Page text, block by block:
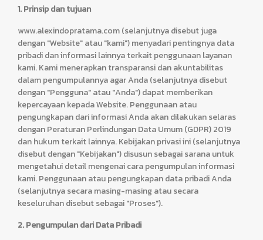
1. Prinsip dan tujuan
www.alexindopratama.com (selanjutnya disebut juga
dengan "Website" atau "kami") menyadari pentingnya data
pribadi dan informasi lainnya terkait penggunaan layanan
kami. Kami menerapkan transparansi dan akuntabilitas
dalam pengumpulannya agar Anda (selanjutnya disebut
dengan "Pengguna" atau "Anda") dapat memberikan
kepercayaan kepada Website. Penggunaan atau
pengungkapan dari informasi Anda akan dilakukan selaras
dengan Peraturan Perlindungan Data Umum (GDPR) 2019
dan hukum terkait lainnya. Kebijakan privasi ini (selanjutnya
disebut dengan "Kebijakan") disusun sebagai sarana untuk
mengetahui detail mengenai cara pengumpulan informasi
kami. Penggunaan atau pengungkapan data pribadi Anda
(selanjutnya secara masing-masing atau secara
keseluruhan disebut sebagai "Proses").
2. Pengumpulan dari Data Pribadi